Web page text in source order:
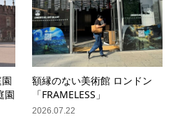
園
額縁のない美術館 ロンドン
「FRAMELESS」
2026.07.22